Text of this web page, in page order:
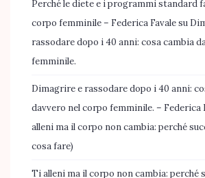
Perché le diete e i programmi standard
corpo femminile – Federica Favalesu
rassodare dopo i 40 anni: cosa cambia
femminile.
Dimagrire e rassodare dopo i 40 anni:
davvero nel corpo femminile. – Federica
alleni ma il corpo non cambia: perché
cosa fare)
Ti alleni ma il corpo non cambia: perché